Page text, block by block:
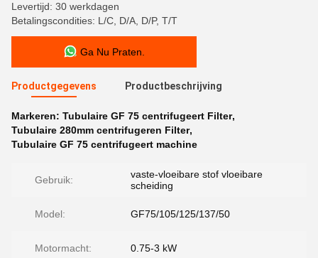
Levertijd: 30 werkdagen
Betalingscondities: L/C, D/A, D/P, T/T
Ga Nu Praten.
Productgegevens Productbeschrijving
Markeren: Tubulaire GF 75 centrifugeert Filter,
Tubulaire 280mm centrifugeren Filter,
Tubulaire GF 75 centrifugeert machine
Gebruik:
vaste-vloeibare stof vloeibare
scheiding
Model: GF75/105/125/137/50
Motormacht: 0.75-3 kW